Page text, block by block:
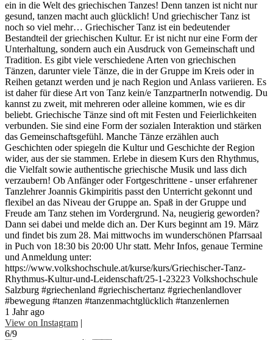
ein in die Welt des griechischen Tanzes! Denn tanzen ist nicht nur
gesund, tanzen macht auch glücklich! Und griechischer Tanz ist
noch so viel mehr… Griechischer Tanz ist ein bedeutender
Bestandteil der griechischen Kultur. Er ist nicht nur eine Form der
Unterhaltung, sondern auch ein Ausdruck von Gemeinschaft und
Tradition. Es gibt viele verschiedene Arten von griechischen
Tänzen, darunter viele Tänze, die in der Gruppe im Kreis oder in
Reihen getanzt werden und je nach Region und Anlass variieren. Es
ist daher für diese Art von Tanz kein/e TanzpartnerIn notwendig. Du
kannst zu zweit, mit mehreren oder alleine kommen, wie es dir
beliebt. Griechische Tänze sind oft mit Festen und Feierlichkeiten
verbunden. Sie sind eine Form der sozialen Interaktion und stärken
das Gemeinschaftsgefühl. Manche Tänze erzählen auch
Geschichten oder spiegeln die Kultur und Geschichte der Region
wider, aus der sie stammen. Erlebe in diesem Kurs den Rhythmus,
die Vielfalt sowie authentische griechische Musik und lass dich
verzaubern! Ob Anfänger oder Fortgeschrittene - unser erfahrener
Tanzlehrer Joannis Gkimpiritis passt den Unterricht gekonnt und
flexibel an das Niveau der Gruppe an. Spaß in der Gruppe und
Freude am Tanz stehen im Vordergrund. Na, neugierig geworden?
Dann sei dabei und melde dich an. Der Kurs beginnt am 19. März
und findet bis zum 28. Mai mittwochs im wunderschönen Pfarrsaal
in Puch von 18:30 bis 20:00 Uhr statt. Mehr Infos, genaue Termine
und Anmeldung unter:
https://www.volkshochschule.at/kurse/kurs/Griechischer-Tanz-
Rhythmus-Kultur-und-Leidenschaft/25-1-23223 Volkshochschule
Salzburg #griechenland #griechischertanz #griechenlandlover
#bewegung #tanzen #tanzenmachtglücklich #tanzenlernen
1 Jahr ago
View on Instagram |
6/9